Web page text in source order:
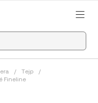
/ Tejp
/
Fineline